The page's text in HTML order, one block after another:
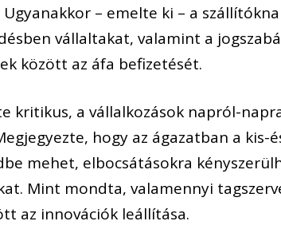
– emelte ki – a
vállaltakat, valamint a
között az áfa befizetését.
kritikus, a vállalkozások napról-
hogy az ágazatban a kis-
mehet, elbocsátásokra
Mint mondta, valamennyi
az innovációk leállítása.